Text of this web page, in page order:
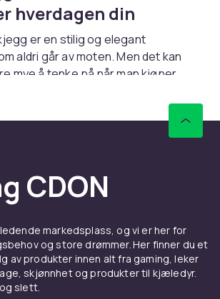
hverdagen din
er en stilig og elegant
aldri går av moten. Men det kan
mye å tenke på når man kjøper
samlet en rekke punkter som kan
på før man kjøper en
jeg vurdere når jeg
skjeggtrimmer?
eller er du lei av alle de
i vasken? En moderne
har flere smarte funksjoner
deg på veien til det ultimate
CDON
markedsplass, og vi er her for
og store drømmer. Her finner du et
av produkter innen alt fra gaming, leker
skjønnhet og produkter til kjæledyr.
slett.